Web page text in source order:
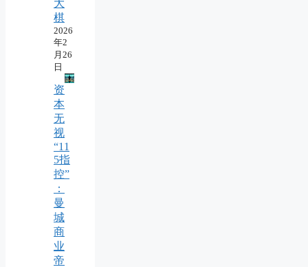
大
棋
2026
年2
月26
日
资
本
无
视
“11
5指
控”
：
曼
城
商
业
帝